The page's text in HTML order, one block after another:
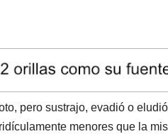
pero sustrajo, evadió o
menores que la